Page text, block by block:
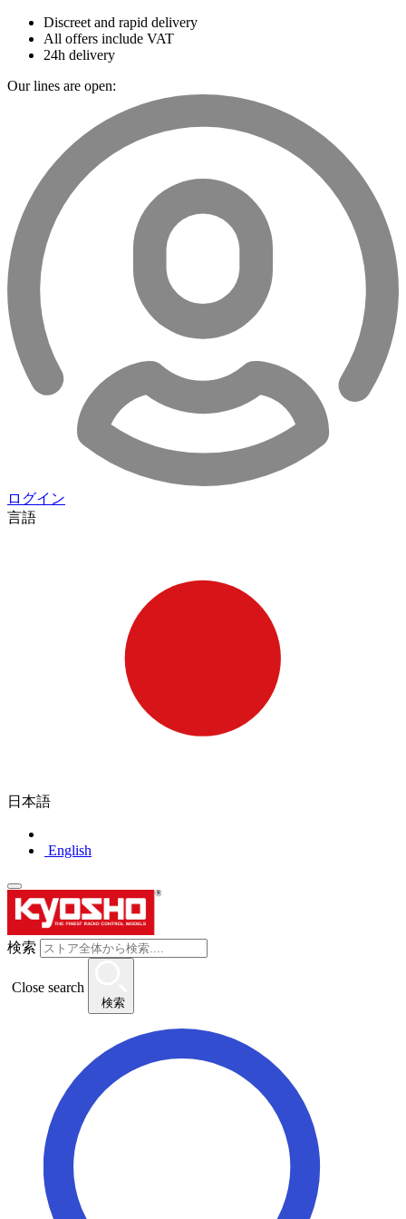
Discreet and rapid delivery
All offers include VAT
24h delivery
Our lines are open:
ログイン
言語
日本語
English
検索
Close search
検索